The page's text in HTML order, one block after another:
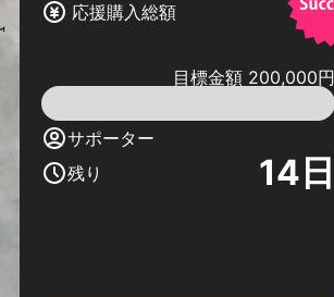
応援購入総額
目標金額 200,000円
サポーター
残り
14日